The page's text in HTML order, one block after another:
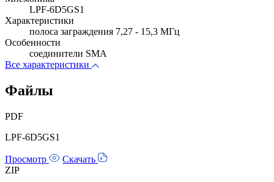
LPF-6D5GS1
Характеристики
полоса заграждения 7,27 - 15,3 МГц
Особенности
соединители SMA
Все характеристики
Файлы
PDF
LPF-6D5GS1
Просмотр
Скачать
ZIP